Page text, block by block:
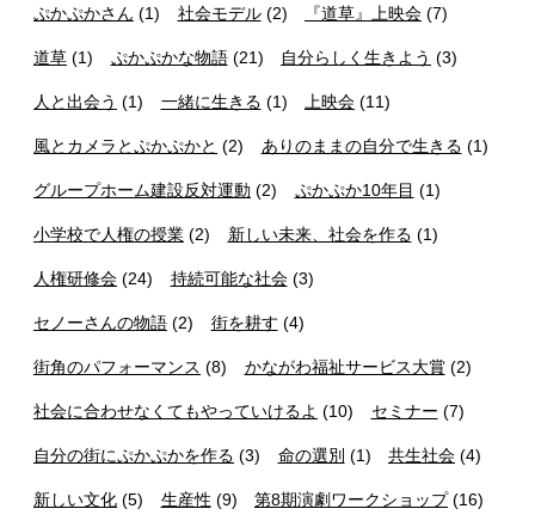
ぷかぷかさん (1) 社会モデル(2) 『道草』上映会 (7)
道草 (1) ぷかぷかな物語(21) 自分らしく生きよう (3)
人と出会う (1) 一緒に生きる (1) 上映会 (11)
風とカメラとぷかぷかと (2) ありのままの自分で生きる (1)
グループホーム建設反対運動 (2) ぷかぷか10年目 (1)
小学校で人権の授業 (2) 新しい未来、社会を作る (1)
人権研修会 (24) 持続可能な社会(3)
セノーさんの物語 (2) 街を耕す (4)
街角のパフォーマンス (8) かながわ福祉サービス大賞(2)
社会に合わせなくてもやっていけるよ (10) セミナー (7)
自分の街にぷかぷかを作る (3) 命の選別 (1) 共生社会 (4)
新しい文化 (5) 生産性 (9) 第8期演劇ワークショップ(16)